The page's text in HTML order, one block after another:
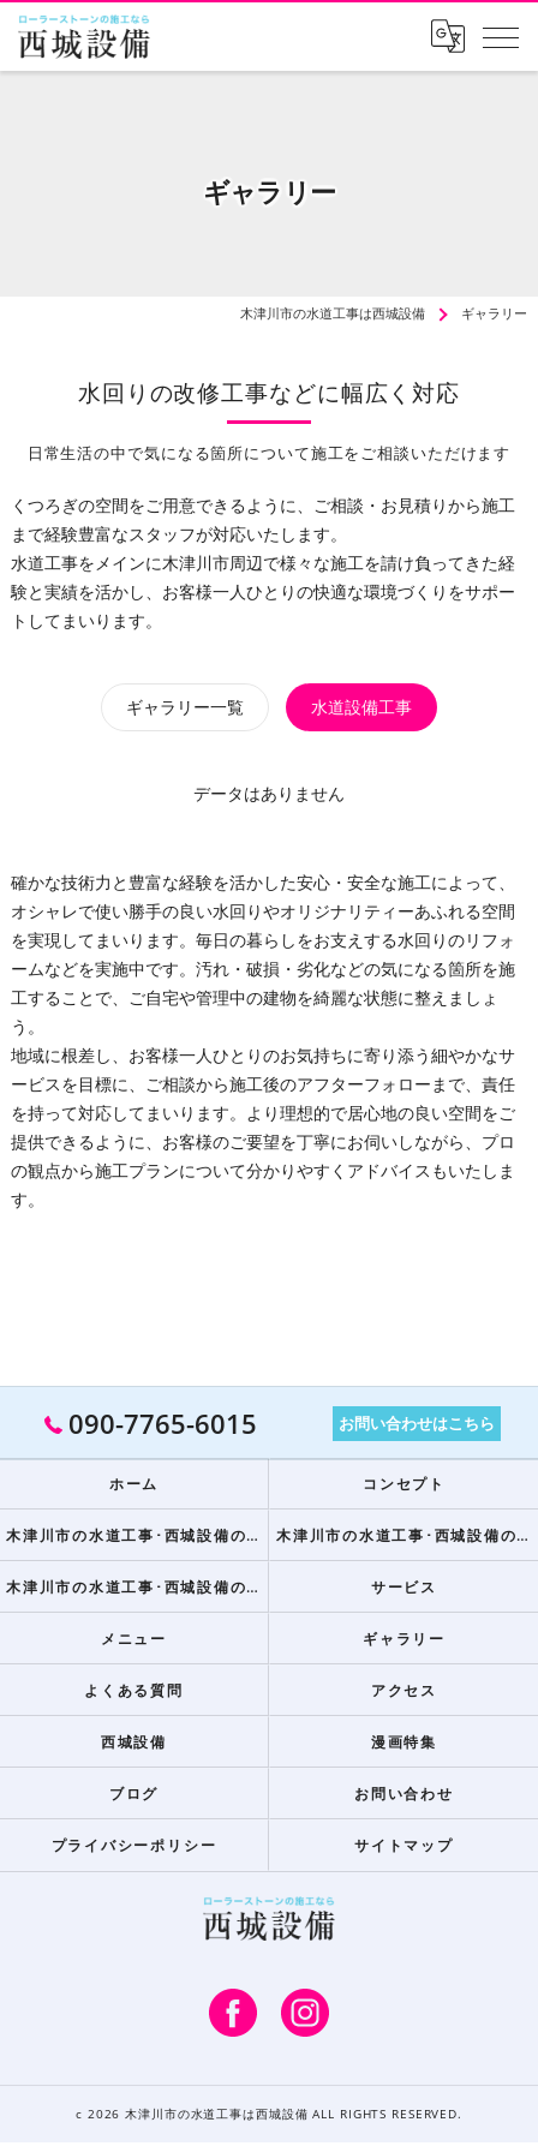
ギャラリー
木津川市の水道工事は西城設備 ギャラリー
水回りの改修工事などに幅広く対応
日常生活の中で気になる箇所について施工をご相談いただけます
くつろぎの空間をご用意できるように、ご相談・お見積りから施工
まで経験豊富なスタッフが対応いたします。
水道工事をメインに木津川市周辺で様々な施工を請け負ってきた経
験と実績を活かし、お客様一人ひとりの快適な環境づくりをサポー
トしてまいります。
ギャラリー一覧 水道設備工事
データはありません
確かな技術力と豊富な経験を活かした安心・安全な施工によって、
オシャレで使い勝手の良い水回りやオリジナリティーあふれる空間
を実現してまいります。毎日の暮らしをお支えする水回りのリフォ
ームなどを実施中です。汚れ・破損・劣化などの気になる箇所を施
工することで、ご自宅や管理中の建物を綺麗な状態に整えましょ
う。
地域に根差し、お客様一人ひとりのお気持ちに寄り添う細やかなサ
ービスを目標に、ご相談から施工後のアフターフォローまで、責任
を持って対応してまいります。より理想的で居心地の良い空間をご
提供できるように、お客様のご要望を丁寧にお伺いしながら、プロ
の観点から施工プランについて分かりやすくアドバイスもいたしま
す。
090-7765-6015 お問い合わせはこちら
ホーム コンセプト
木津川市の水道工事･西城設備の口コミ情報 木津川市の水道工事･西城設備の評判
木津川市の水道工事･西城設備のお客様の声 サービス
メニュー ギャラリー
よくある質問 アクセス
西城設備 漫画特集
ブログ お問い合わせ
プライバシーポリシー サイトマップ
c 2026 木津川市の水道工事は西城設備 ALL RIGHTS RESERVED.